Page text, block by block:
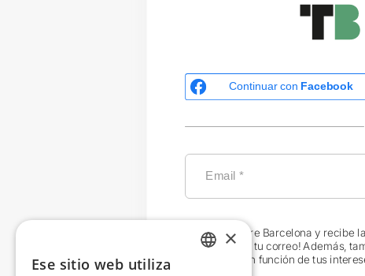
Continuar con Facebook
¡Únete a Teatre Barcelona y
exclusivas en tu correo! Además,
específicos en función de tus
×
Ese sitio web utiliza